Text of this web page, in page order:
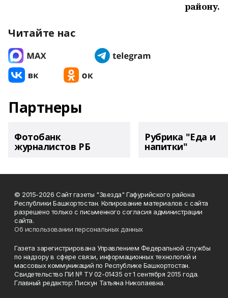
району.
Читайте нас
Партнеры
Фотобанк
журналистов РБ
Рубрика "Еда и
напитки"
© 2015-2026 Сайт газеты "Звезда" Гафурийского района
Республики Башкортостан. Копирование материалов с сайта
разрешено только с письменного согласия администрации
сайта.
Об использовании персональных данных
Газета зарегистрирована Управлением Федеральной службы
по надзору в сфере связи, информационных технологий и
массовых коммуникаций по Республике Башкортостан.
Свидетельство ПИ № ТУ 02-01435 от 1 сентября 2015 года.
Главный редактор: Пискун Татьяна Николаевна.